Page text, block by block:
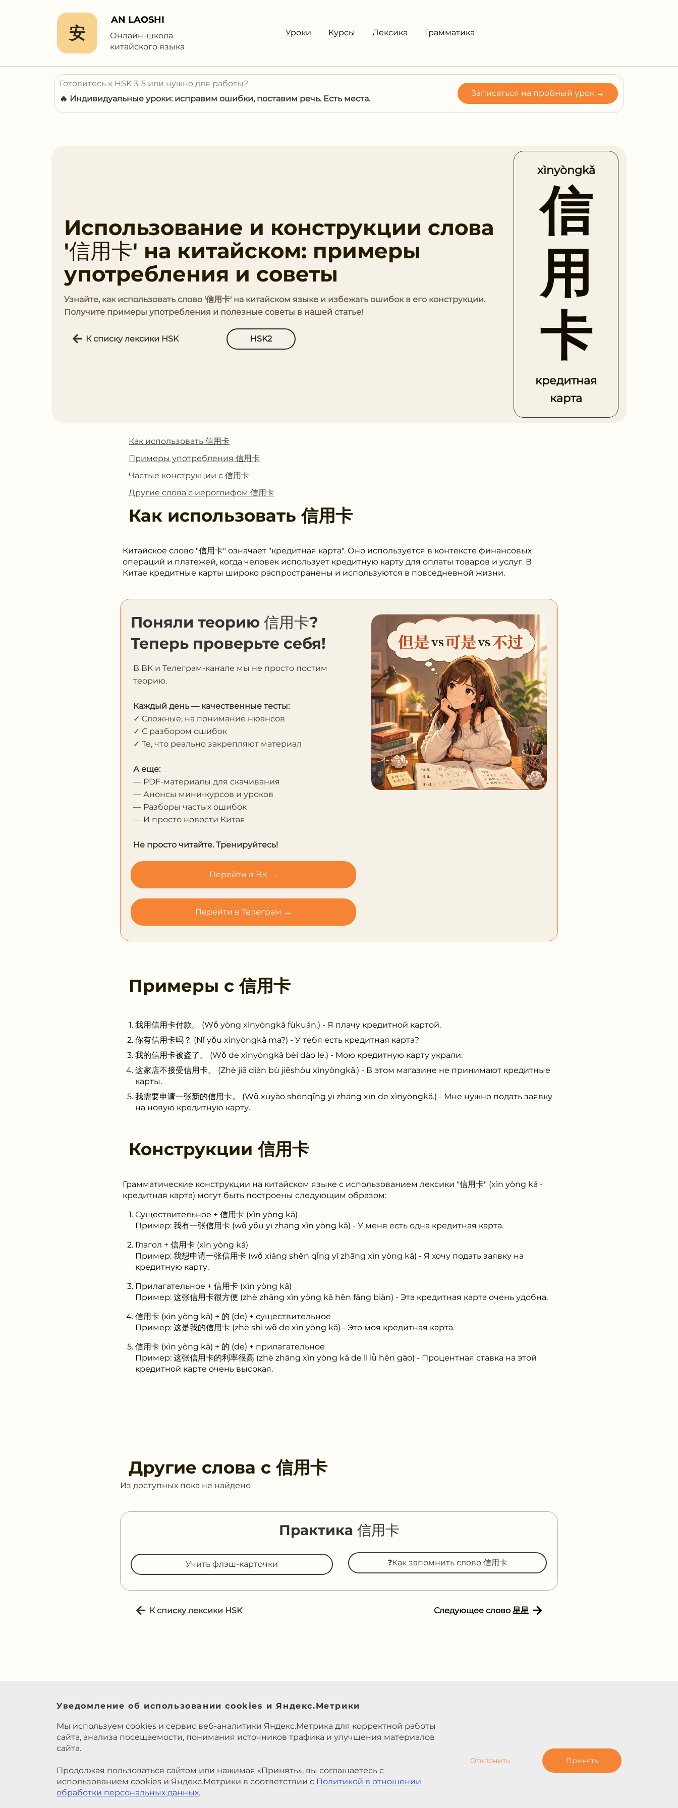
安
AN LAOSHI
Онлайн-школа
китайского языка
Уроки Курсы Лексика Грамматика
Готовитесь к HSK 3-5 или нужно для работы?
🔥 Индивидуальные уроки: исправим ошибки, поставим речь. Есть места.
Записаться на пробный урок →
Использование и конструкции слова
'信用卡' на китайском: примеры
употребления и советы
Узнайте, как использовать слово '信用卡' на китайском языке и избежать ошибок в его конструкции.
Получите примеры употребления и полезные советы в нашей статье!
К списку лексики HSK HSK2
xìnyòngkǎ
信
用
卡
кредитная
карта
Как использовать 信用卡
Примеры употребления 信用卡
Частые конструкции с 信用卡
Другие слова с иероглифом 信用卡
Как использовать信用卡
Китайское слово "信用卡" означает "кредитная карта". Оно используется в контексте финансовых
операций и платежей, когда человек использует кредитную карту для оплаты товаров и услуг. В
Китае кредитные карты широко распространены и используются в повседневной жизни.
Поняли теорию 信用卡?
Теперь проверьте себя!
В ВК и Телеграм-канале мы не просто постим
теорию.
Каждый день — качественные тесты:
✓ Сложные, на понимание нюансов
✓ С разбором ошибок
✓ Те, что реально закрепляют материал
А еще:
— PDF-материалы для скачивания
— Анонсы мини-курсов и уроков
— Разборы частых ошибок
— И просто новости Китая
Не просто читайте. Тренируйтесь!
Перейти в ВК →
Перейти в Телеграм →
Примеры с信用卡
我用信用卡付款。 (Wǒ yòng xìnyòngkǎ fùkuǎn.) - Я плачу кредитной картой.
你有信用卡吗？ (Nǐ yǒu xìnyòngkǎ ma?) - У тебя есть кредитная карта?
我的信用卡被盗了。 (Wǒ de xìnyòngkǎ bèi dào le.) - Мою кредитную карту украли.
这家店不接受信用卡。 (Zhè jiā diàn bù jiēshòu xìnyòngkǎ.) - В этом магазине не принимают кредитные
карты.
我需要申请一张新的信用卡。 (Wǒ xūyào shēnqǐng yī zhāng xīn de xìnyòngkǎ.) - Мне нужно подать заявку
на новую кредитную карту.
Конструкции信用卡
Грамматические конструкции на китайском языке с использованием лексики "信用卡" (xìn yòng kǎ -
кредитная карта) могут быть построены следующим образом:
Существительное + 信用卡 (xìn yòng kǎ)
Пример: 我有一张信用卡 (wǒ yǒu yī zhāng xìn yòng kǎ) - У меня есть одна кредитная карта.
Глагол + 信用卡 (xìn yòng kǎ)
Пример: 我想申请一张信用卡 (wǒ xiǎng shēn qǐng yī zhāng xìn yòng kǎ) - Я хочу подать заявку на
кредитную карту.
Прилагательное + 信用卡 (xìn yòng kǎ)
Пример: 这张信用卡很方便 (zhè zhāng xìn yòng kǎ hěn fāng biàn) - Эта кредитная карта очень удобна.
信用卡 (xìn yòng kǎ) + 的 (de) + существительное
Пример: 这是我的信用卡 (zhè shì wǒ de xìn yòng kǎ) - Это моя кредитная карта.
信用卡 (xìn yòng kǎ) + 的 (de) + прилагательное
Пример: 这张信用卡的利率很高 (zhè zhāng xìn yòng kǎ de lì lǜ hěn gāo) - Процентная ставка на этой
кредитной карте очень высокая.
Другие слова с信用卡
Из доступных пока не найдено
Практика 信用卡
Учить флэш-карточки ❓Как запомнить слово 信用卡
К списку лексики HSK Следующее слово 星星
Уведомление об использовании cookies и Яндекс.Метрики
Мы используем cookies и сервис веб-аналитики Яндекс.Метрика для корректной работы
сайта, анализа посещаемости, понимания источников трафика и улучшения материалов
сайта.
Продолжая пользоваться сайтом или нажимая «Принять», вы соглашаетесь с
использованием cookies и Яндекс.Метрики в соответствии с Политикой в отношении
обработки персональных данных.
Отклонить Принять